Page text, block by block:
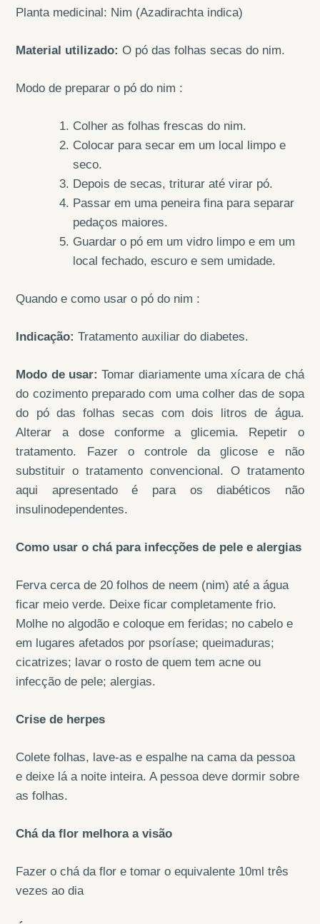
Planta medicinal: Nim (Azadirachta indica)
Material utilizado: O pó das folhas secas do nim.
Modo de preparar o pó do nim :
Colher as folhas frescas do nim.
Colocar para secar em um local limpo e
seco.
Depois de secas, triturar até virar pó.
Passar em uma peneira fina para separar
pedaços maiores.
Guardar o pó em um vidro limpo e em um
local fechado, escuro e sem umidade.
Quando e como usar o pó do nim :
Indicação: Tratamento auxiliar do diabetes.
Modo de usar: Tomar diariamente uma xícara de chá
do cozimento preparado com uma colher das de sopa
do pó das folhas secas com dois litros de água.
Alterar a dose conforme a glicemia. Repetir o
tratamento. Fazer o controle da glicose e não
substituir o tratamento convencional. O tratamento
aqui apresentado é para os diabéticos não
insulinodependentes.
Como usar o chá para infecções de pele e alergias
Ferva cerca de 20 folhos de neem (nim) até a água
ficar meio verde. Deixe ficar completamente frio.
Molhe no algodão e coloque em feridas; no cabelo e
em lugares afetados por psoríase; queimaduras;
cicatrizes; lavar o rosto de quem tem acne ou
infecção de pele; alergias.
Crise de herpes
Colete folhas, lave-as e espalhe na cama da pessoa
e deixe lá a noite inteira. A pessoa deve dormir sobre
as folhas.
Chá da flor melhora a visão
Fazer o chá da flor e tomar o equivalente 10ml três
vezes ao dia